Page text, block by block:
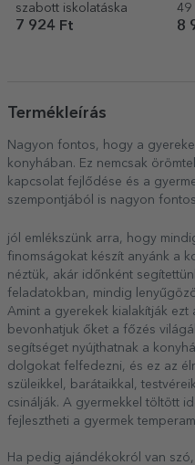
szabott iskolatáska
7 924 Ft
49
8
Termékleírás
Nagyon fontos, hogy a
konyhában. Ez nemcsak
kapcsolat fejlődése és a
szempontjából is nagyon
jól emlékszünk arra, hogy
finomságokat készít anyánk a
néztük, akár időnként
feladatokban, mindig
Amint a gyerekek kialakítják
bevonhatjuk őket a főzés
segítséget nyújthatnak a
dolgokat felfedezni, és ez az
szüleikkel, barátaikkal,
csinálják. A gyermekkel töltött
fejlesztheti a gyermek
Ha pedig ajándékokról van